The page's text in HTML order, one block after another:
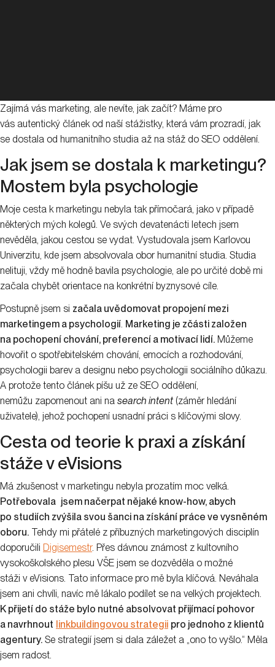
Zajímá vás marketing, ale nevíte, jak začít? Máme pro
vás autentický článek od naší stážistky, která vám prozradí, jak
se dostala od humanitního studia až na stáž do SEO oddělení.
Jak jsem se dostala k marketingu?
Mostem byla psychologie
Moje cesta k marketingu nebyla tak přímočará, jako v případě
některých mých kolegů. Ve svých devatenácti letech jsem
nevěděla, jakou cestou se vydat. Vystudovala jsem Karlovou
Univerzitu, kde jsem absolvovala obor humanitní studia. Studia
nelituji, vždy mě hodně bavila psychologie, ale po určité době mi
začala chybět orientace na konkrétní byznysové cíle.
Postupně jsem si začala uvědomovat propojení mezi
marketingem a psychologií. Marketing je zčásti založen
na pochopení chování, preferencí a motivací lidí. Můžeme
hovořit o spotřebitelském chování, emocích a rozhodování,
psychologii barev a designu nebo psychologii sociálního důkazu.
A protože tento článek píšu už ze SEO oddělení,
nemůžu zapomenout ani na search intent (záměr hledání
uživatele), jehož pochopení usnadní práci s klíčovými slovy.
Cesta od teorie k praxi a získání
stáže v eVisions
Má zkušenost v marketingu nebyla prozatím moc velká.
Potřebovala jsem načerpat nějaké know-how, abych
po studiích zvýšila svou šanci na získání práce ve vysněném
oboru. Tehdy mi přátelé z příbuzných marketingových disciplín
doporučili Digisemestr. Přes dávnou známost z kultovního
vysokoškolského plesu VŠE jsem se dozvěděla o možné
stáži v eVisions. Tato informace pro mě byla klíčová. Neváhala
jsem ani chvíli, navíc mě lákalo podílet se na velkých projektech.
K přijetí do stáže bylo nutné absolvovat přijímací pohovor
a navrhnout linkbuildingovou strategii pro jednoho z klientů
agentury. Se strategií jsem si dala záležet a „ono to vyšlo.“ Měla
jsem radost.